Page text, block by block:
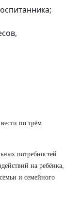
по трём
потребностей
на ребёнка,
и семейного